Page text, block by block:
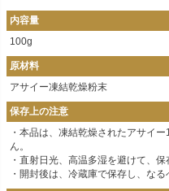
内容量
100g
原材料
アサイー凍結乾燥粉末
保存上の注意
・本品は、凍結乾燥されたアサイ
ん。
・直射日光、高温多湿を避けて、保
・開封後は、冷蔵庫で保存し、な